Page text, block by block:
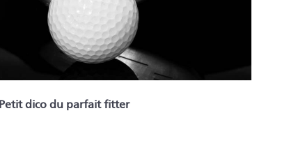
Petit dico du parfait fitter